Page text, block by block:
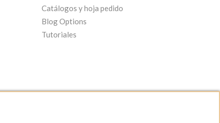
Catálogos y hoja pedido
Blog Options
Tutoriales